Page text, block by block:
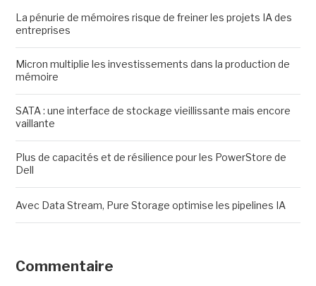
La pénurie de mémoires risque de freiner les projets IA des
entreprises
Micron multiplie les investissements dans la production de
mémoire
SATA : une interface de stockage vieillissante mais encore
vaillante
Plus de capacités et de résilience pour les PowerStore de
Dell
Avec Data Stream, Pure Storage optimise les pipelines IA
Commentaire